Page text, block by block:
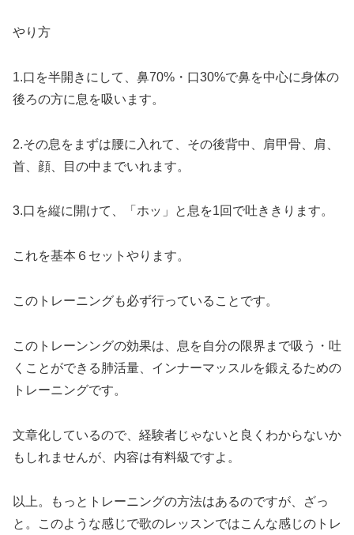
やり方
1.口を半開きにして、鼻70%・口30%で鼻を中心に身体の
後ろの方に息を吸います。
2.その息をまずは腰に入れて、その後背中、肩甲骨、肩、
首、顔、目の中までいれます。
3.口を縦に開けて、「ホッ」と息を1回で吐ききります。
これを基本６セットやります。
このトレーニングも必ず行っていることです。
このトレーンングの効果は、息を自分の限界まで吸う・吐
くことができる肺活量、インナーマッスルを鍛えるための
トレーニングです。
文章化しているので、経験者じゃないと良くわからないか
もしれませんが、内容は有料級ですよ。
以上。もっとトレーニングの方法はあるのですが、ざっ
と。このような感じで歌のレッスンではこんな感じのトレ